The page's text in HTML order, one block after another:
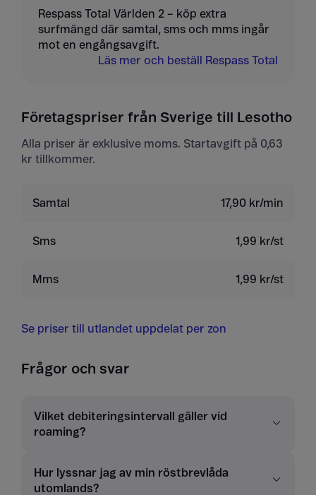
Respass Total Världen 2 – köp extra
surfmängd där samtal, sms och mms ingår
mot en engångsavgift.
Läs mer och beställ Respass Total
Företagspriser från Sverige till Lesotho
Alla priser är exklusive moms. Startavgift på 0,63
kr tillkommer.
Samtal 17,90 kr/min
Sms 1,99 kr/st
Mms 1,99 kr/st
Se priser till utlandet uppdelat per zon
Frågor och svar
Vilket debiteringsintervall gäller vid
roaming?
Hur lyssnar jag av min röstbrevlåda
utomlands?